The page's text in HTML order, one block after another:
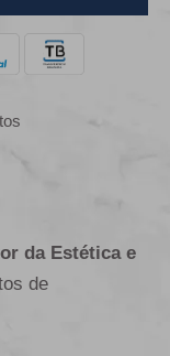
da Estética e
de